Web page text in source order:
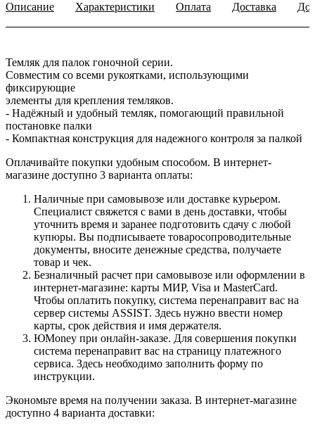
Описание Характеристики Оплата Доставка
Темляк для палок гоночной серии.
Совместим со всеми рукоятками, использующими
фиксирующие
элементы для крепления темляков.
- Надёжный и удобный темляк, помогающий правильной
постановке палки
- Компактная конструкция для надежного контроля за палкой
Оплачивайте покупки удобным способом. В интернет-
магазине доступно 3 варианта оплаты:
Наличные при самовывозе или доставке курьером.
Специалист свяжется с вами в день доставки, чтобы
уточнить время и заранее подготовить сдачу с любой
купюры. Вы подписываете товаросопроводительные
документы, вносите денежные средства, получаете
товар и чек.
Безналичный расчет при самовывозе или оформлении в
интернет-магазине: карты МИР, Visa и MasterCard.
Чтобы оплатить покупку, система перенаправит вас на
сервер системы ASSIST. Здесь нужно ввести номер
карты, срок действия и имя держателя.
ЮMoney при онлайн-заказе. Для совершения покупки
система перенаправит вас на страницу платежного
сервиса. Здесь необходимо заполнить форму по
инструкции.
Экономьте время на получении заказа. В интернет-магазине
доступно 4 варианта доставки: